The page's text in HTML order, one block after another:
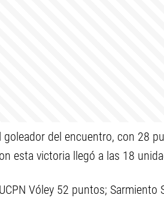
goleador del encuentro, con 28
esta victoria llegó a las 18
Vóley 52 puntos;